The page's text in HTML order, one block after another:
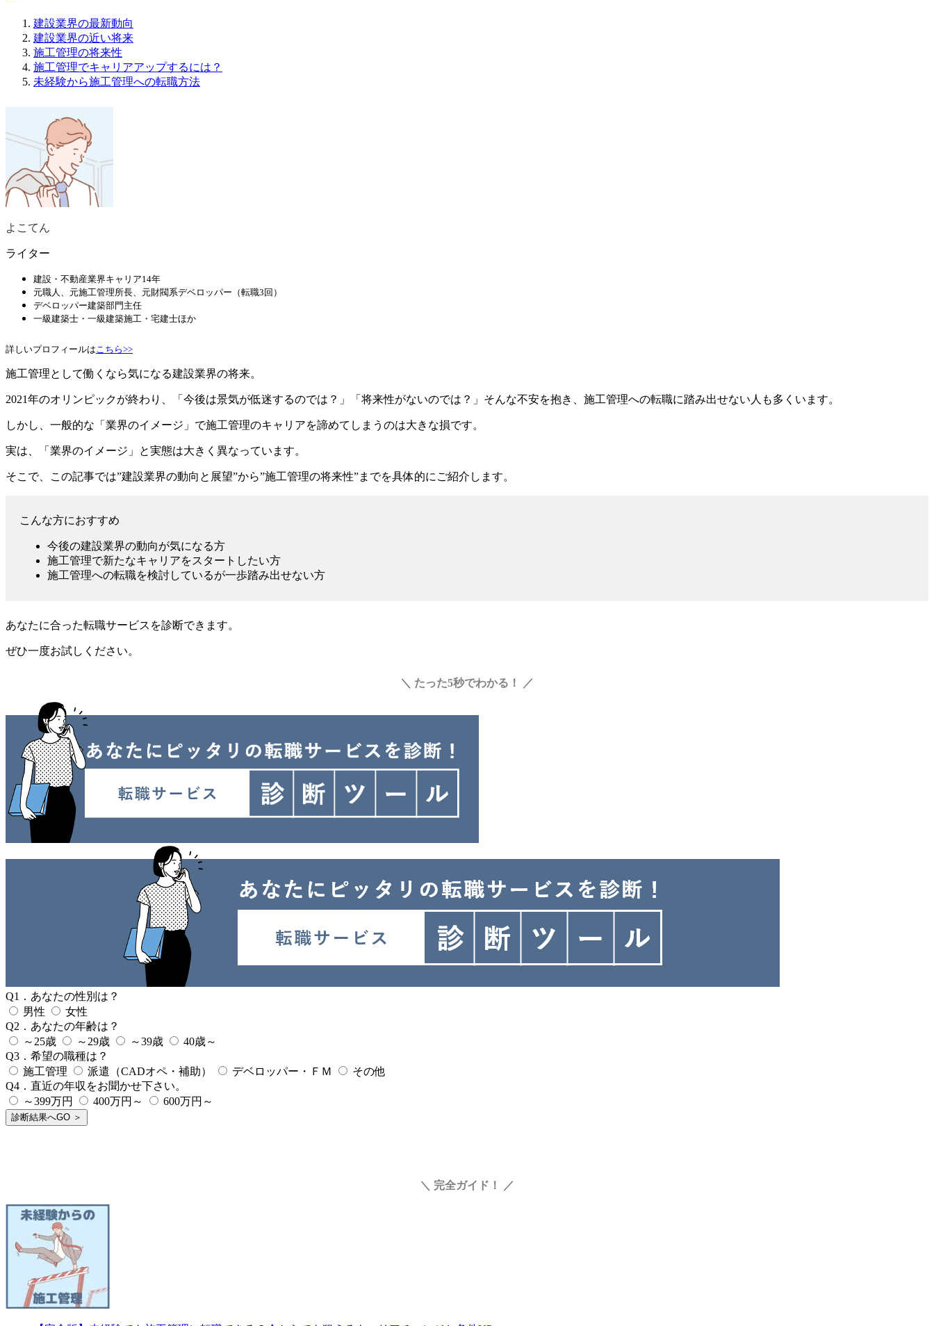
建設業界の最新動向
建設業界の近い将来
施工管理の将来性
施工管理でキャリアアップするには？
未経験から施工管理への転職方法
よこてん
ライター
建設・不動産業界キャリア14年
元職人、元施工管理所長、 元財閥系デベロッパー（転職3回）
デベロッパー建築部門主任
一級建築士・一級建築施工・宅建士ほか
詳しいプロフィールはこちら>>
施工管理として働くなら気になる建設業界の将来。
2021年のオリンピックが終わり、 「今後は景気が低迷するのでは？」「将来性がないのでは？」 そんな不安を抱き、施工管理への転職に踏み出せない人も多くいます。
しかし、一般的な「業界のイメージ」で施工管理のキャリアを諦めてしまうのは大きな損です。
実は、「業界のイメージ」と実態は大きく異なっています。
そこで、この記事では”建設業界の動向と展望”から”施工管理の将来性”までを具体的にご紹介します。
こんな方におすすめ
今後の建設業界の動向が気になる方
施工管理で新たなキャリアをスタートしたい方
施工管理への転職を検討しているが一歩踏み出せない方
あなたに合った転職サービスを診断できます。
ぜひ一度お試しください。
＼ たった5秒でわかる！ ／
Q1．あなたの性別は？
男性
女性
Q2．あなたの年齢は？
～25歳
～29歳 ～39歳
40歳～
Q3．希望の職種は？
施工管理
派遣（CADオペ・補助） デベロッパー・ＦＭ
その他
Q4．直近の年収をお聞かせ下さい。
～399万円
400万円～ 600万円～
＼ 完全ガイド！ ／